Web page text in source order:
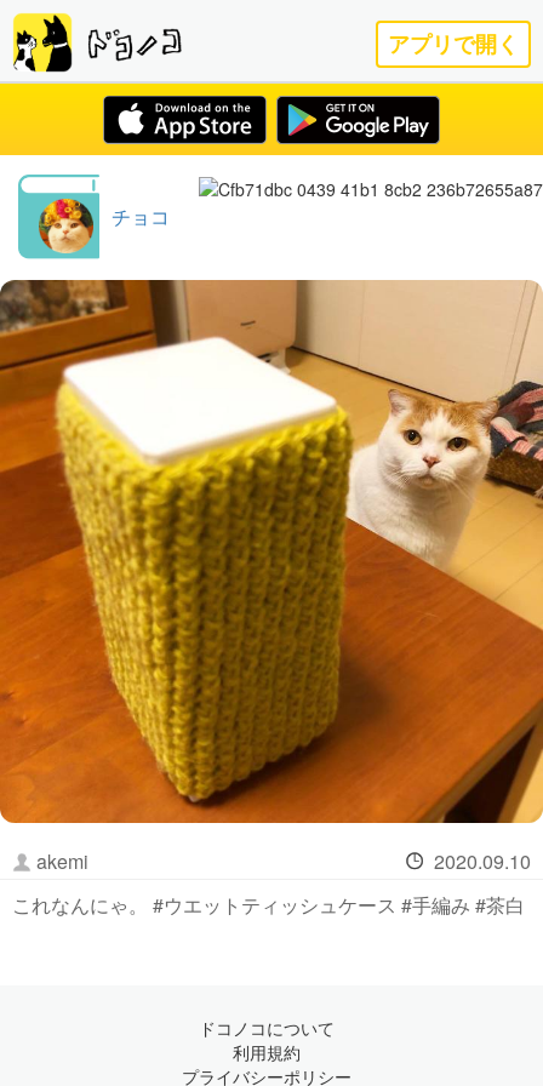
アプリで開く
チョコ
akemi
2020.09.10
これなんにゃ。 #ウエットティッシュケース #手編み #茶白
ドコノコについて
利用規約
プライバシーポリシー